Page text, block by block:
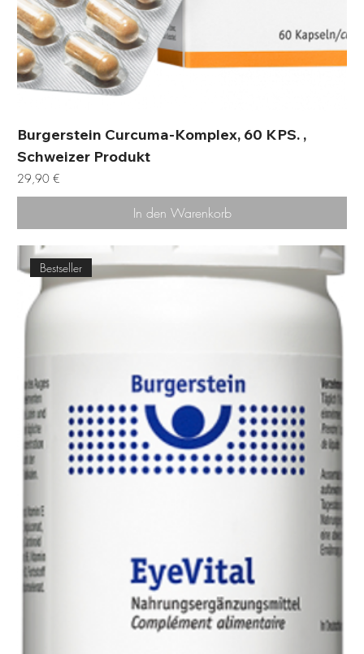
Burgerstein Curcuma-Komplex, 60 KPS. ,
Schweizer Produkt
Preis
29,90 €
In den Warenkorb
Bestseller